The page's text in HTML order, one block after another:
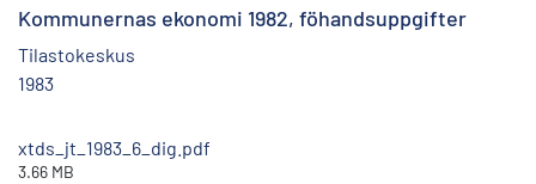
Kommunernas ekonomi 1982, föhandsuppgifter
Tilastokeskus
1983
xtds_jt_1983_6_dig.pdf
3.66 MB